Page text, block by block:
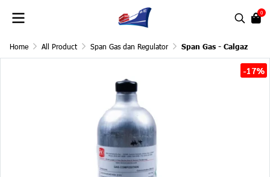
0
Home All Product Span Gas dan Regulator Span Gas - Calgaz
-17%